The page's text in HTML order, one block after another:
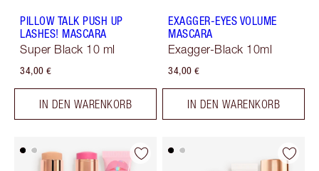
PILLOW TALK PUSH UP
LASHES! MASCARA
Super Black 10 ml
34,00 €
IN DEN WARENKORB
EXAGGER-EYES VOLUME
MASCARA
Exagger-Black 10ml
34,00 €
IN DEN WARENKORB